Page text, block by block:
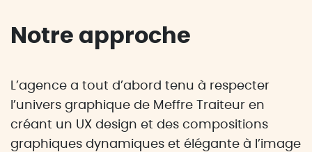
Notre approche
L’agence a tout d’abord tenu à respecter
l’univers graphique de Meffre Traiteur en
créant un UX design et des compositions
graphiques dynamiques et élégante à l’image